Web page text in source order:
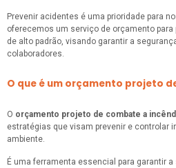
Prevenir acidentes é uma prioridade para
oferecemos um serviço de orçamento
de alto padrão, visando garantir a
colaboradores.
O que é um orçamento projeto
O orçamento projeto de combate a
estratégias que visam prevenir e controlar
ambiente.
É uma ferramenta essencial para garantir